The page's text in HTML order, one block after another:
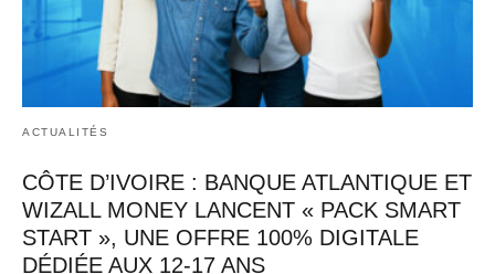
ACTUALITÉS
CÔTE D’IVOIRE : BANQUE ATLANTIQUE ET
WIZALL MONEY LANCENT « PACK SMART
START », UNE OFFRE 100% DIGITALE
DÉDIÉE AUX 12-17 ANS